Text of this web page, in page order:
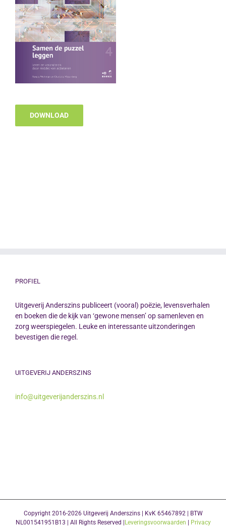
DOWNLOAD
PROFIEL
Uitgeverij Anderszins publiceert (vooral) poëzie, levensverhalen
en boeken die de kijk van ‘gewone mensen’ op samenleven en
zorg weerspiegelen. Leuke en interessante uitzonderingen
bevestigen die regel.
UITGEVERIJ ANDERSZINS
info@uitgeverijanderszins.nl
Copyright 2016-2026 Uitgeverij Anderszins | KvK 65467892 | BTW
NL001541951B13 | All Rights Reserved |
Leveringsvoorwaarden Privacy